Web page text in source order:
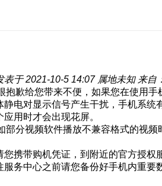
表于 2021-10-5 14:07 属地未知 来自
抱歉给您带来不便，如果您在使用
静电对显示信号产生干扰，手机系
用时才会出现花屏。
部分视频软件播放不兼容格式的视
携带购机凭证，到附近的官方授
务中心之前请您备份好手机内重